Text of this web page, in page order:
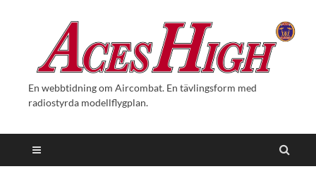
En webbtidning om Aircombat. En tävlingsform med
radiostyrda modellflygplan.